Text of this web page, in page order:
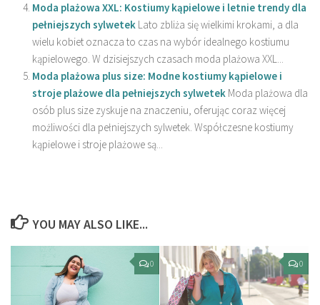
Moda plażowa XXL: Kostiumy kąpielowe i letnie trendy dla
pełniejszych sylwetek Lato zbliża się wielkimi krokami, a dla
wielu kobiet oznacza to czas na wybór idealnego kostiumu
kąpielowego. W dzisiejszych czasach moda plażowa XXL...
Moda plażowa plus size: Modne kostiumy kąpielowe i
stroje plażowe dla pełniejszych sylwetek Moda plażowa dla
osób plus size zyskuje na znaczeniu, oferując coraz więcej
możliwości dla pełniejszych sylwetek. Współczesne kostiumy
kąpielowe i stroje plażowe są...
YOU MAY ALSO LIKE...
0 0